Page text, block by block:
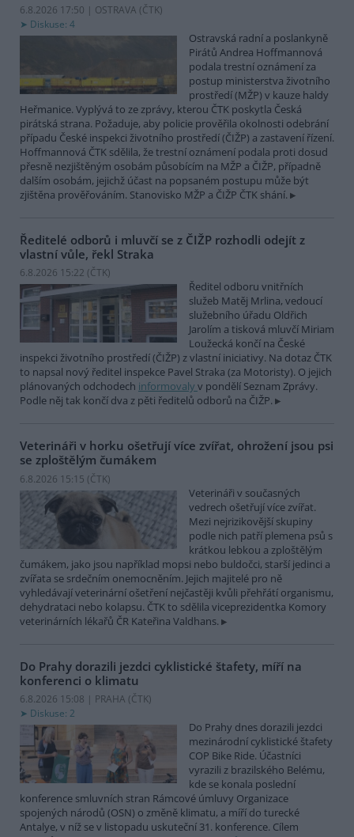
6.8.2026 17:50 | OSTRAVA (ČTK)
Diskuse: 4
Ostravská radní a poslankyně
Pirátů Andrea Hoffmannová
podala trestní oznámení za
postup ministerstva životního
prostředí (MŽP) v kauze haldy
Heřmanice. Vyplývá to ze zprávy, kterou ČTK poskytla Česká
pirátská strana. Požaduje, aby policie prověřila okolnosti odebrání
případu České inspekci životního prostředí (ČIŽP) a zastavení řízení.
Hoffmannová ČTK sdělila, že trestní oznámení podala proti dosud
přesně nezjištěným osobám působícím na MŽP a ČIŽP, případně
dalším osobám, jejichž účast na popsaném postupu může být
zjištěna prověřováním. Stanovisko MŽP a ČIŽP ČTK shání.
Ředitelé odborů i mluvčí se z ČIŽP rozhodli odejít z
vlastní vůle, řekl Straka
6.8.2026 15:22 (ČTK)
Ředitel odboru vnitřních
služeb Matěj Mrlina, vedoucí
služebního úřadu Oldřich
Jarolím a tisková mluvčí Miriam
Loužecká končí na České
inspekci životního prostředí (ČIŽP) z vlastní iniciativy. Na dotaz ČTK
to napsal nový ředitel inspekce Pavel Straka (za Motoristy). O jejich
plánovaných odchodech informovaly v pondělí Seznam Zprávy.
Podle něj tak končí dva z pěti ředitelů odborů na ČIŽP.
Veterináři v horku ošetřují více zvířat, ohrožení jsou psi
se zploštělým čumákem
6.8.2026 15:15 (ČTK)
Veterináři v současných
vedrech ošetřují více zvířat.
Mezi nejrizikovější skupiny
podle nich patří plemena psů s
krátkou lebkou a zploštělým
čumákem, jako jsou například mopsi nebo buldočci, starší jedinci a
zvířata se srdečním onemocněním. Jejich majitelé pro ně
vyhledávají veterinární ošetření nejčastěji kvůli přehřátí organismu,
dehydrataci nebo kolapsu. ČTK to sdělila viceprezidentka Komory
veterinárních lékařů ČR Kateřina Valdhans.
Do Prahy dorazili jezdci cyklistické štafety, míří na
konferenci o klimatu
6.8.2026 15:08 | PRAHA (ČTK)
Diskuse: 2
Do Prahy dnes dorazili jezdci
mezinárodní cyklistické štafety
COP Bike Ride. Účastníci
vyrazili z brazilského Belému,
kde se konala poslední
konference smluvních stran Rámcové úmluvy Organizace
spojených národů (OSN) o změně klimatu, a míří do turecké
Antalye, v níž se v listopadu uskuteční 31. konference. Cílem